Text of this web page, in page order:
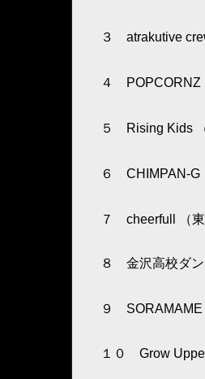
３ atrakutive
４ POPCORNZ
５ Rising Kids
６ CHIMPAN-G
７ cheerfull （東
８ 金沢高校ダン
９
１０ Grow